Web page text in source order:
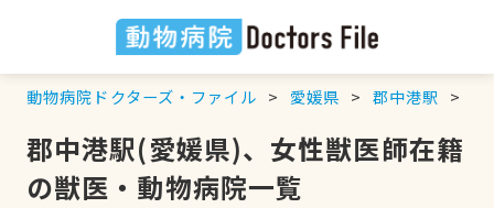
動物病院ドクターズ・ファイル 愛媛県 郡中港駅
郡中港駅(愛媛県)、女性獣医師在籍
の獣医・動物病院一覧